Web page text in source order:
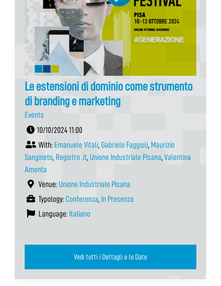
Le estensioni di dominio come strumento
di branding e marketing
Events
10/10/2024 11:00
With: Emanuele Vitali, Gabriele Faggioli, Maurizio
Sangineto, Registro .it, Unione Industriale Pisana, Valentina
Amenta
Venue: Unione Industriale Pisana
Typology: Conferenza, In Presenza
Language: Italiano
Vedi tutti i Dettagli e le Date